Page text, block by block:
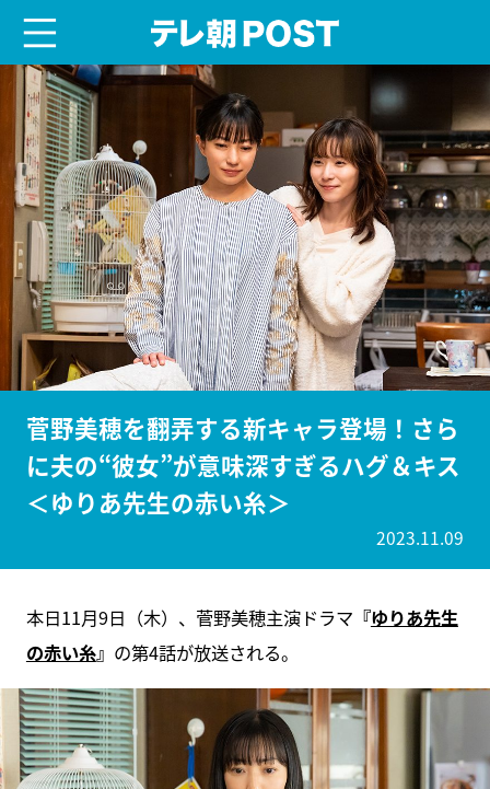
菅野美穂を翻弄する新キャラ登場！さら
に夫の“彼女”が意味深すぎるハグ＆キス
＜ゆりあ先生の赤い糸＞
2023.11.09
本日11月9日（木）、菅野美穂主演ドラマ 『ゆりあ先生
の赤い糸』 の第4話が放送される。